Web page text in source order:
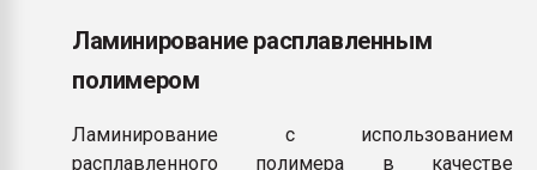
Ламинирование расплавленным
полимером
Ламинирование с использованием
расплавленного полимера в качестве